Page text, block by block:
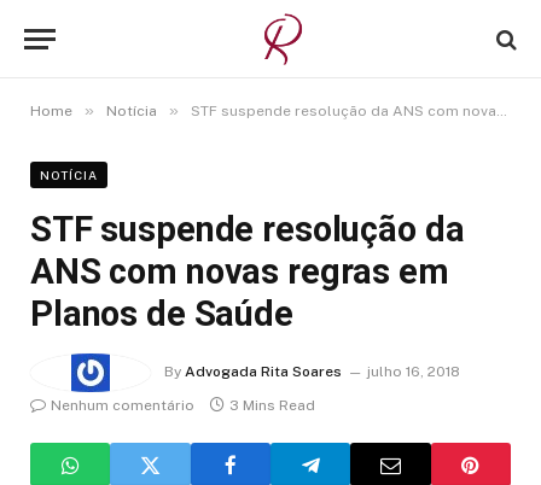
Home » Notícia » STF suspende resolução da ANS com novas regras em Planos de Saúde
NOTÍCIA
STF suspende resolução da
ANS com novas regras em
Planos de Saúde
By Advogada Rita Soares
julho 16, 2018
Nenhum comentário
3 Mins Read